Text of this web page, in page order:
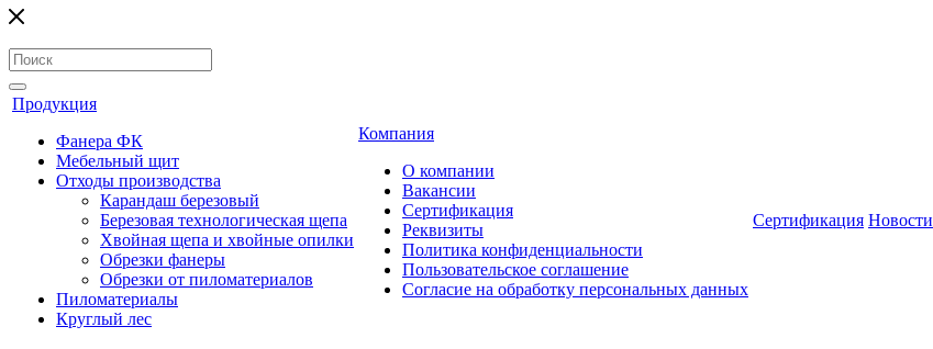
Продукция
Фанера ФК
Мебельный щит
Отходы производства
Карандаш березовый
Березовая технологическая щепа
Хвойная щепа и хвойные опилки
Обрезки фанеры
Обрезки от пиломатериалов
Пиломатериалы
Круглый лес
Компания
О компании
Вакансии
Сертификация
Реквизиты
Политика конфиденциальности
Пользовательское соглашение
Согласие на обработку персональных данных
Сертификация Новости